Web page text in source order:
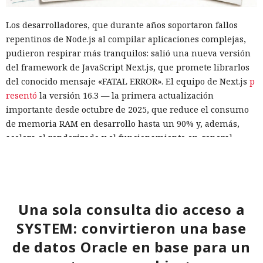
Los desarrolladores, que durante años soportaron fallos
repentinos de Node.js al compilar aplicaciones complejas,
pudieron respirar más tranquilos: salió una nueva versión
del framework de JavaScript Next.js, que promete librarlos
del conocido mensaje «FATAL ERROR». El equipo de Next.js p
resentó la versión 16.3 — la primera actualización
importante desde octubre de 2025, que reduce el consumo
de memoria RAM en desarrollo hasta un 90% y, además,
acelera el renderizado y el funcionamiento en general.
En la nueva versión están activados por defecto el caché en
disco y el desplazamiento de datos no utilizados a disco. Una
instancia con 50 rutas (páginas separadas) ahora consume
alrededor de 840 megabytes en lugar de los anteriores 4,6
gigabytes — un ahorro de aproximadamente el 82%.
Una sola consulta dio acceso a
SYSTEM: convirtieron una base
de datos Oracle en base para un